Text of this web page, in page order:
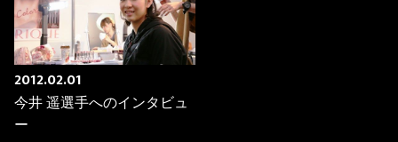
2012.02.01
今井 遥選手へのインタビュ
ー